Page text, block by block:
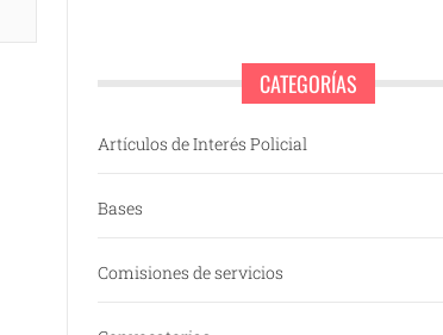
CATEGORÍAS
Artículos de Interés Policial
Bases
Comisiones de servicios